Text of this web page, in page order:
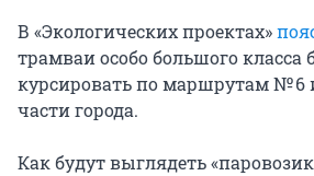
В «Экологических проектах»
трамваи особо большого класса
курсировать по маршрутам № 6
части города.
Как будут выглядеть